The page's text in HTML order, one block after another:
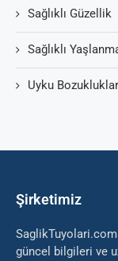
Sağlıklı Güzellik
Sağlıklı
Uyku
Şirketimiz
SaglikTuyolari.com
güncel bilgileri ve